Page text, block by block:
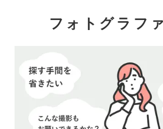
フォトグラフ